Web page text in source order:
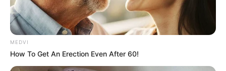
ดูดวง
MEDVI
How To Get An Erection Even After 60!